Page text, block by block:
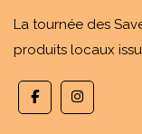
La tournée des
produits locaux